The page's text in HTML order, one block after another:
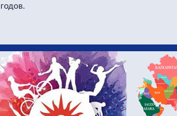
годов.